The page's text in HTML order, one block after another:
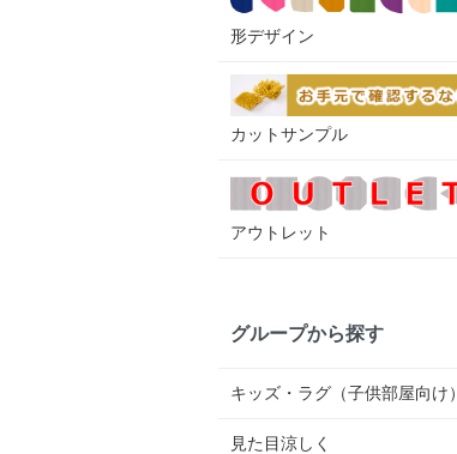
形デザイン
カットサンプル
アウトレット
グループから探す
キッズ・ラグ（子供部屋向け）
見た目涼しく